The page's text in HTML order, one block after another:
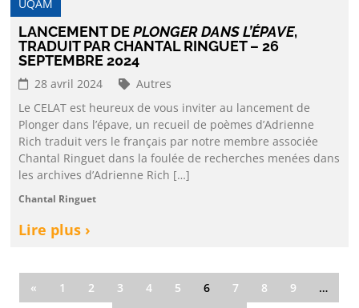
UQAM
LANCEMENT DEPLONGER DANS L’ÉPAVE,
TRADUIT PAR CHANTAL RINGUET – 26
SEPTEMBRE 2024
28 avril 2024
Autres
Le CELAT est heureux de vous inviter au lancement de
Plonger dans l’épave, un recueil de poèmes d’Adrienne
Rich traduit vers le français par notre membre associée
Chantal Ringuet dans la foulée de recherches menées dans
les archives d’Adrienne Rich […]
Chantal Ringuet
Lire plus ›
« 1 2 3 4 5 6 7 8 9
…